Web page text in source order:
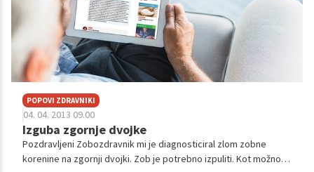
POPOVI ZDRAVNIKI
04. 04. 2013 09.00
Izguba zgornje dvojke
Pozdravljeni Zobozdravnik mi je diagnosticiral zlom zobne
korenine na zgornji dvojki. Zob je potrebno izpuliti. Kot možno